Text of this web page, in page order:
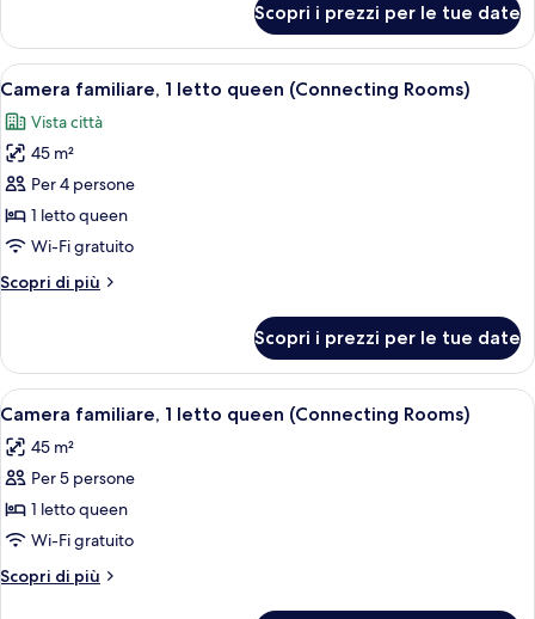
ai
disabili
(Connecting
Rooms)
familiare,
letto
accessibile
ai
disabili
(Connecting
Rooms)
Scopri i prezzi per le tue date
Apri
tutte
le
foto
per
Camera
familiare,
letto
Rooms)
Camera d'albergo con un letto, una
8
Camera familiare, 1 letto queen (Connecting Rooms)
Vista città
45 m²
Per 4 persone
1 letto queen
Wi-Fi gratuito
Scopri di più
Altri
familiare,
letto
(Connecting
Rooms)
Scopri i prezzi per le tue date
Apri
tutte
le
foto
per
Camera
familiare,
1
Camera d'albergo con un letto, un
6
Camera familiare, 1 letto queen (Connecting Rooms)
45 m²
Per 5 persone
1 letto queen
Wi-Fi gratuito
Scopri di più
Altri